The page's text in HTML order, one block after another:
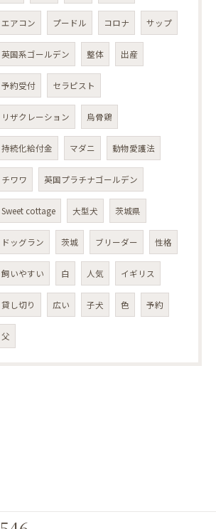
エアコン プードル コロナ サップ
英国系ゴールデン 整体 出産
予約受付 セラピスト
リザクレーション 烏骨鶏
持続化給付金 マダニ 動物愛護法
チワワ 英国プラチナゴールデン
Sweet cottage 大型犬 茨城県
ドッグラン 茨城 ブリーダー 性格
飼いやすい 白 人気 イギリス
貸し切り 広い 子犬 色 予約
父